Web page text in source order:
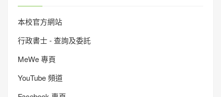
本校官方網站
行政書士 - 查詢及委託
MeWe 專頁
YouTube 頻道